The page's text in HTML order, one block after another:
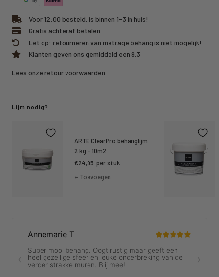
Voor 12:00 besteld, is binnen 1-3 in huis!
Gratis achteraf betalen
Let op: retourneren van metrage behang is niet mogelijk!
Klanten geven ons gemiddeld een 9.3
Lees onze retour voorwaarden
Lijm nodig?
ARTE ClearPro behanglijm
2 kg - 10m2
Kortings
prijs
€24,95 per stuk
+ Toevoegen